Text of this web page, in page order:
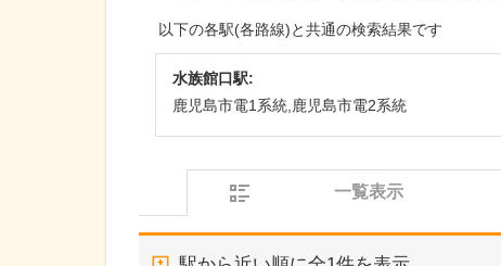
以下の各駅(各路線)と共通の検索結果です
水族館口駅:
鹿児島市電1系統,鹿児島市電2系統
一覧表示